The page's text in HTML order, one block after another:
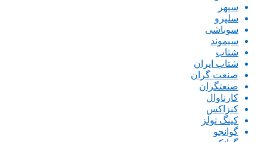
سپهر
سلپرو
سوباشی
سیموند
شتاب
شتاب ایران
صنعت گران
صنعتگران
کارناوال
کنزاکس
کینگ تولز
گوانجو